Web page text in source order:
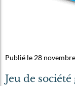
Publié le 28
Jeu de